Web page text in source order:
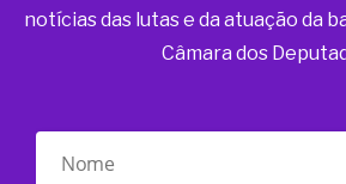
notícias das lutas e da atuação da
Câmara dos